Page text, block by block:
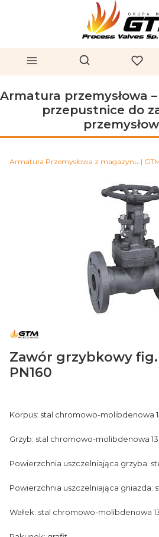
Menu Otwórz
Szukaj
Armatura przemysłowa
przepustnice do
Armatura Przemysłowa z magazynu | GTM
Zawór grzybkowy fig.
PN160
Korpus: stal chromowo-molibdenowa
Grzyb: stal chromowo-molibdenowa
Powierzchnia uszczelniająca grzyba:
Powierzchnia uszczelniająca gniazda:
Wałek: stal chromowo-molibdenowa